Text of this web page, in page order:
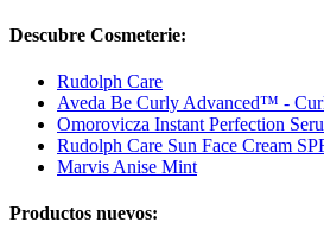
Descubre Cosmeterie:
Rudolph Care
Aveda Be Curly Advanced™ -
Omorovicza Instant Perfection
Rudolph Care Sun Face Cream
Marvis Anise Mint
Productos nuevos: